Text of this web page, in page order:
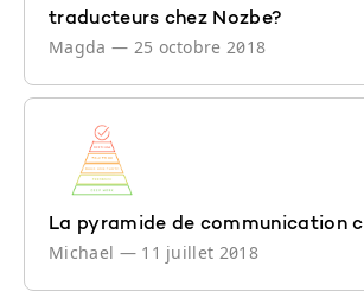
traducteurs chez Nozbe?
Magda — 25 octobre 2018
La pyramide de communication
Michael — 11 juillet 2018